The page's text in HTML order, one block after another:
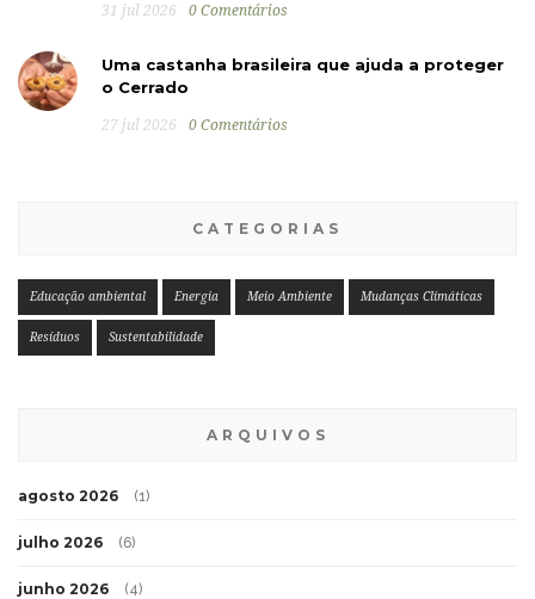
31 jul 2026 0 Comentários
Uma castanha brasileira que ajuda a proteger
o Cerrado
27 jul 2026 0 Comentários
CATEGORIAS
Educação ambiental Energia Meio Ambiente Mudanças Climáticas
Resíduos Sustentabilidade
ARQUIVOS
agosto 2026 (1)
julho 2026 (6)
junho 2026 (4)